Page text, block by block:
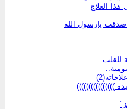
العلاج
يارسول الله
))))))))))))))))